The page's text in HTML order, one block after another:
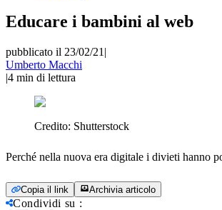
Educare i bambini al web
pubblicato il 23/02/21 |
Umberto Macchi
|4 min di lettura
Credito: Shutterstock
Perché nella nuova era digitale i divieti hanno
Copia il link Archivia articolo
Condividi su :